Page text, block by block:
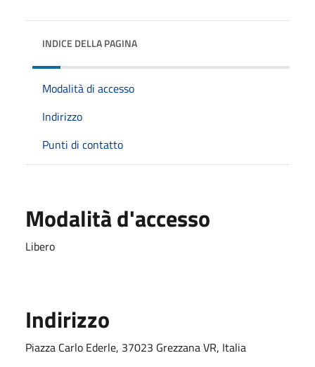
INDICE DELLA PAGINA
Modalità di accesso
Indirizzo
Punti di contatto
Modalità d'accesso
Libero
Indirizzo
Piazza Carlo Ederle, 37023 Grezzana VR, Italia